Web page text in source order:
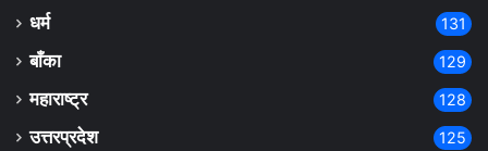
धर्म 131
बाँका 129
महाराष्ट्र 128
उत्तरप्रदेश 125